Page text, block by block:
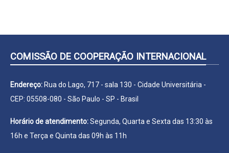
COMISSÃO DE COOPERAÇÃO INTERNACIONAL
Endereço: Rua do Lago, 717 - sala 130 - Cidade Universitária -
CEP: 05508-080 - São Paulo - SP - Brasil
Horário de atendimento:Segunda, Quarta e Sexta das 13:30 às
16h e Terça e Quinta das 09h às 11h